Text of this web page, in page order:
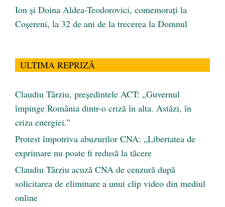
Ion și Doina Aldea-Teodorovici, comemorați la
Coșereni, la 32 de ani de la trecerea la Domnul
ULTIMA REPRIZĂ
Claudiu Târziu, președintele ACT: „Guvernul
împinge România dintr-o criză în alta. Astăzi, în
criza energiei.”
Protest împotriva abuzurilor CNA: „Libertatea de
exprimare nu poate fi redusă la tăcere
Claudiu Târziu acuză CNA de cenzură după
solicitarea de eliminare a unui clip video din mediul
online